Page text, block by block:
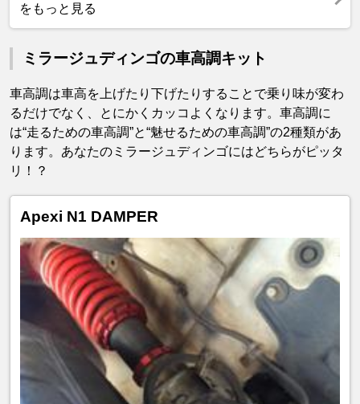
をもっと見る
ミラージュディンゴの車高調キット
車高調は車高を上げたり下げたりすることで乗り味が変わ
るだけでなく、とにかくカッコよくなります。車高調に
は“走るための車高調”と“魅せるための車高調”の2種類があ
ります。あなたのミラージュディンゴにはどちらがピッタ
リ！？
Apexi N1 DAMPER